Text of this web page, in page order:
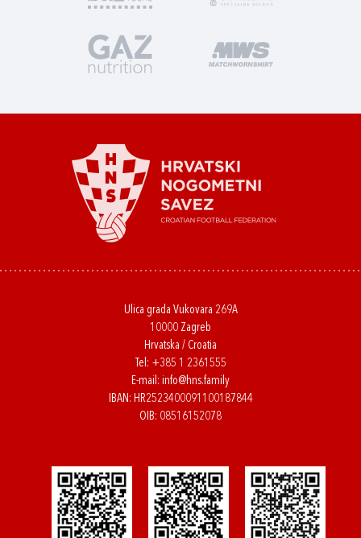
Ulica grada Vukovara 269A
10000 Zagreb
Hrvatska / Croatia
Tel: +385 1 2361555
E-mail: info@hns.family
IBAN: HR2523400091100187844
OIB: 08516152078